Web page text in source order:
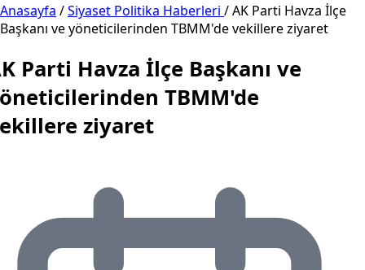
Anasayfa /Siyaset Politika Haberleri /AK Parti Havza İlçe
Başkanı ve yöneticilerinden TBMM'de vekillere ziyaret
Parti Havza İlçe Başkanı ve
TBMM'de
ziyaret